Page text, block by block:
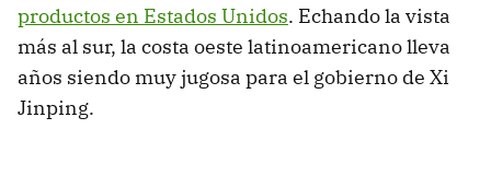
productos en Estados Unidos. Echando la vista
más al sur, la costa oeste latinoamericano lleva
años siendo muy jugosa para el gobierno de Xi
Jinping.